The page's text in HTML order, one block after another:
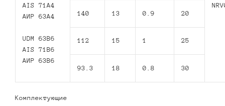
AIS 71A4
АИР 63А4
UDM 63B6
AIS 71B6
АИР 63В6
140 13 0.9 20
112 15 1 25
93.3 18 0.8 30
Комплектующие